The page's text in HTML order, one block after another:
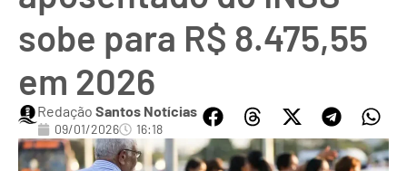
sobe para R$ 8.475,55
em 2026
Redação Santos Notícias
09/01/2026 16:18